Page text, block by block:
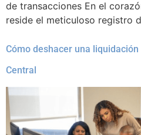
de transacciones En el
reside el meticuloso registro
Cómo deshacer una
Central